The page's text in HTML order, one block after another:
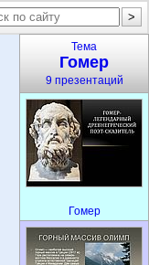
Тема
Гомер
9 презентаций
Гомер